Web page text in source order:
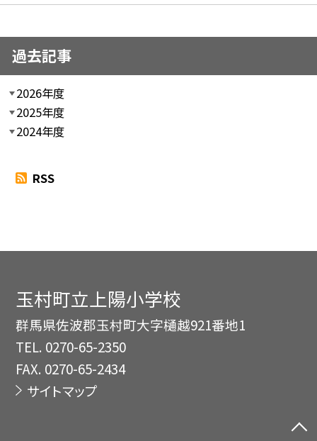
過去記事
2026年度
2025年度
2024年度
RSS
玉村町立上陽小学校
群馬県佐波郡玉村町大字樋越921番地1
TEL. 0270-65-2350
FAX. 0270-65-2434
サイトマップ